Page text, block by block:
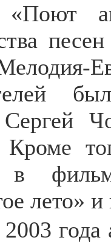
«Поют
Кроме
в
лето»
года